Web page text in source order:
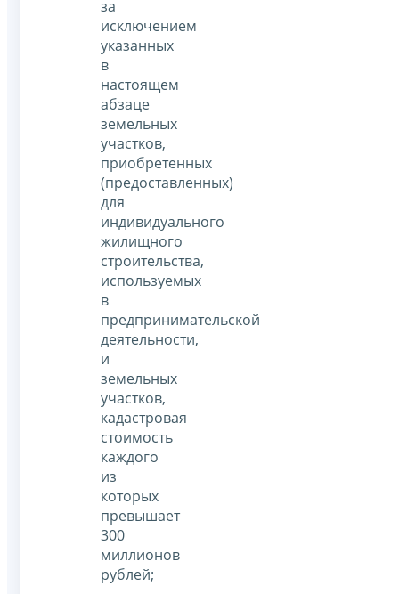
за
исключением
указанных
в
настоящем
абзаце
земельных
участков,
приобретенных
(предоставленных)
для
индивидуального
жилищного
строительства,
используемых
в
предпринимательской
деятельности,
и
земельных
участков,
кадастровая
стоимость
каждого
из
которых
превышает
300
миллионов
рублей;